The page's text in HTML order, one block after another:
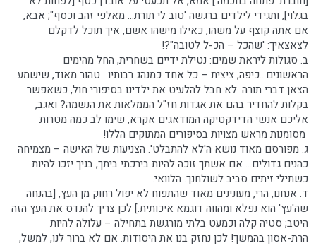
בגלוי], ותגידי לילדים ברגשה 'טוב לי תורת... מאלפי זהב וכסף"; אבא,
אם אתה קוצף על משהו, כאילו מישהו אשם, איך תוכל לדקלם
לצאצאיך: 'שהכל – הכ-ל לטובה"?!
ב. סגולות ליראת שמים: נטילת ידיים בשחרית, החל מהימים
הראשונים...כיפה, ציצית – כל אחד כמנהג רבותיו. טהור מאוד, שישמע
הצאן דברי תורה. לא חבל להלעיט את ילדינו בסיפורי חול, כשאפשר
בקלות להחדיר בהם את אגדות חז"ל הממלאות את הנשמה? ואגב,
אליכם אנשי הדידקטיקה המודאגים אקרא, שימו לב כמה מטרות
מסומנות מראש מצויות בסיפורים המתוקים הללו!
ג. מפורסם מאוד נושא ה'לא להתבלט'. הצניעות של האישה – מצמיחה
כהנים גדולים... אם אשתך זוכה להיות בירכתי ביתך, בניך יזכו להיות
כשתילי זיתים סביב לשולחנך. הלוואי.
ד. אנחנו, הרי, מעונינים מאוד שהתפוח לא יפול רחוק מן העץ, [בהנחה
שה'עץ' הוא נפלא ומהווה דוגמא איכותית.] לכן צריך להנדס את העץ הזה
היטב; סטיה קלה וכמעט בלתי מורגשת בתחילה – עלולה להיות
הרת-אסון בהמשך! לכן נחזק בנו את היסודות. אם לא ברור לנו, למשל,